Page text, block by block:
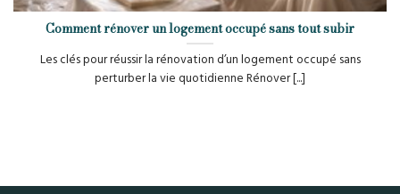
Comment rénover un logement occupé sans tout subir
Les clés pour réussir la rénovation d’un logement occupé sans
perturber la vie quotidienne Rénover [...]